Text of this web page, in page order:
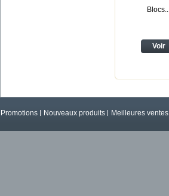
Blocs...
Voir
Promotions Nouveaux produits Meilleures ventes